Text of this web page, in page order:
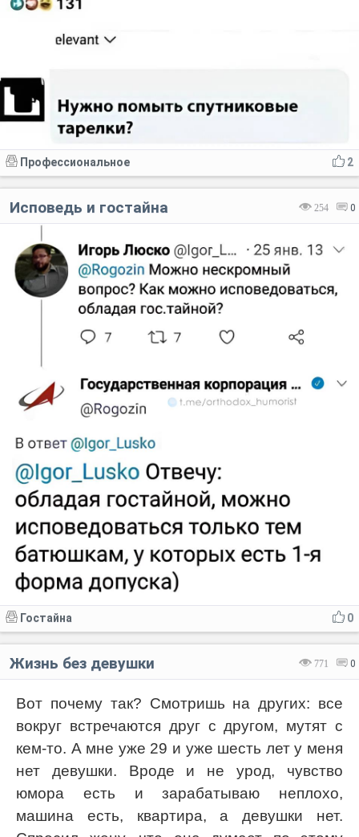
2
Профессиональное
254 0
Исповедь и гостайна
0
Гостайна
771 0
Жизнь без девушки
Вот почему так? Смотришь на других: все
вокруг встречаются друг с другом, мутят с
кем-то. А мне уже 29 и уже шесть лет у меня
нет девушки. Вроде и не урод, чувство
юмора есть и зарабатываю неплохо,
машина есть, квартира, а девушки нет.